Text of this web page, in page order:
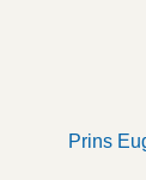
Prins